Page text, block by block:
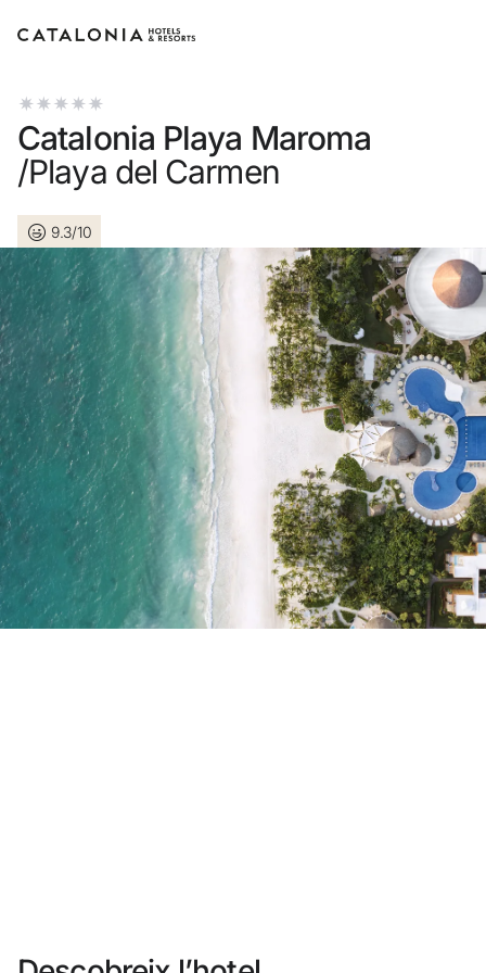
Inicia sessió al teu compte
Iniciar sessió
Has oblidat la teva contrasenya?
o utilitza una d'aquestes opcions
Entra amb Google
Inicia sessió només amb el mail
No t'has registrat encara ?
Crear-ne un compte
Catalonia Playa Maroma
/Playa del Carmen
9.3/10